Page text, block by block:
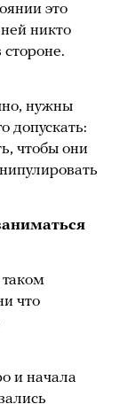
это
никто
нужны
допускать:
чтобы они
что
и начала